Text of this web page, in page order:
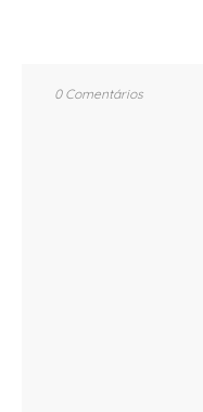
0 Comentários